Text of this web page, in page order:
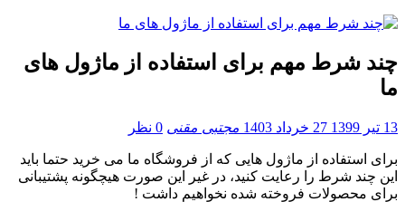
چند شرط مهم برای استفاده از ماژول های
ما
13 تیر 1399 27 خرداد 1403 مجتبی مقنی 0 نظر
برای استفاده از ماژول هایی که از فروشگاه ما می خرید حتما باید
این چند شرط را رعایت کنید، در غیر این صورت هیچگونه پشتیبانی
برای محصولات فروخته شده نخواهیم داشت !